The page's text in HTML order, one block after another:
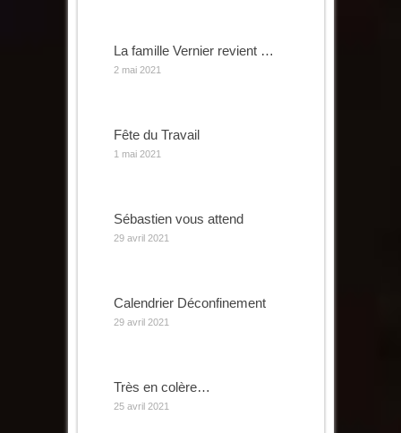
La famille Vernier revient …
2 mai 2021
Fête du Travail
1 mai 2021
Sébastien vous attend
29 avril 2021
Calendrier Déconfinement
29 avril 2021
Très en colère…
25 avril 2021